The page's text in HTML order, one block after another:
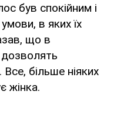
був спокійним і
в яких їх
що в
більше ніяких
жінка.